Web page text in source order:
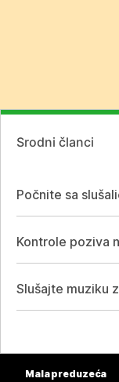
Srodni članci
Počnite sa
Kontrole poziva
Slušajte muziku
Mala preduzeća